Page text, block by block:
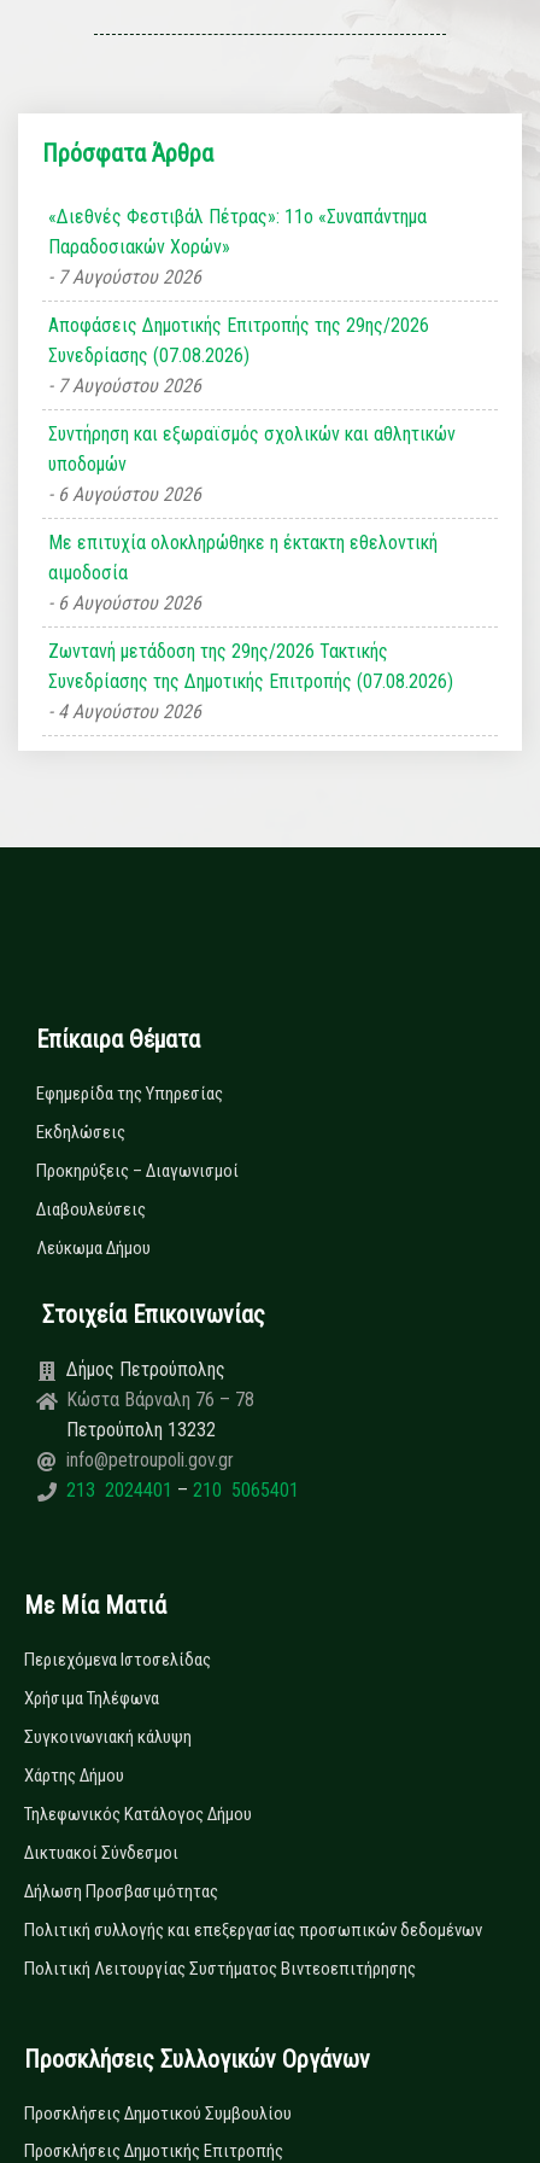
Πρόσφατα Άρθρα
«Διεθνές Φεστιβάλ Πέτρας»: 11ο «Συναπάντημα
Παραδοσιακών Χορών»
7 Αυγούστου 2026
Αποφάσεις Δημοτικής Επιτροπής της 29ης/2026
Συνεδρίασης (07.08.2026)
7 Αυγούστου 2026
Συντήρηση και εξωραϊσμός σχολικών και αθλητικών
υποδομών
6 Αυγούστου 2026
Με επιτυχία ολοκληρώθηκε η έκτακτη εθελοντική
αιμοδοσία
6 Αυγούστου 2026
Ζωντανή μετάδοση της 29ης/2026 Τακτικής
Συνεδρίασης της Δημοτικής Επιτροπής (07.08.2026)
4 Αυγούστου 2026
Επίκαιρα Θέματα
Εφημερίδα της Υπηρεσίας
Εκδηλώσεις
Προκηρύξεις – Διαγωνισμοί
Διαβουλεύσεις
Λεύκωμα Δήμου
Στοιχεία Επικοινωνίας
Δήμος Πετρούπολης
Κώστα Βάρναλη 76 – 78
Πετρούπολη 13232
info@petroupoli.gov.gr
213 2024401 – 210 5065401
Με Μία Ματιά
Περιεχόμενα Ιστοσελίδας
Χρήσιμα Τηλέφωνα
Συγκοινωνιακή κάλυψη
Χάρτης Δήμου
Τηλεφωνικός Κατάλογος Δήμου
Δικτυακοί Σύνδεσμοι
Δήλωση Προσβασιμότητας
Πολιτική συλλογής και επεξεργασίας προσωπικών δεδομένων
Πολιτική Λειτουργίας Συστήματος Βιντεοεπιτήρησης
Προσκλήσεις Συλλογικών Οργάνων
Προσκλήσεις Δημοτικού Συμβουλίου
Προσκλήσεις Δημοτικής Επιτροπής